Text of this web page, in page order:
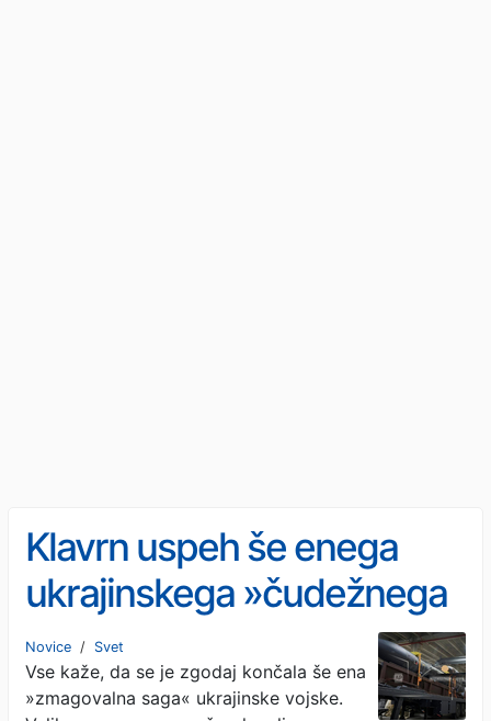
Klavrn uspeh še enega
ukrajinskega »čudežnega
orožja«: Ruska PZO
sestrelila pet Flamingov!
Novice / Svet
Vse kaže, da se je zgodaj končala še ena
»zmagovalna saga« ukrajinske vojske.